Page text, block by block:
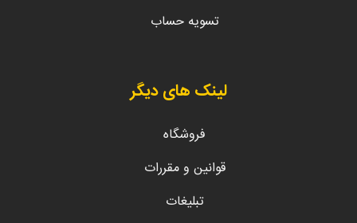
تسویه حساب
لینک های دیگر
فروشگاه
قوانین و مقررات
تبلیغات